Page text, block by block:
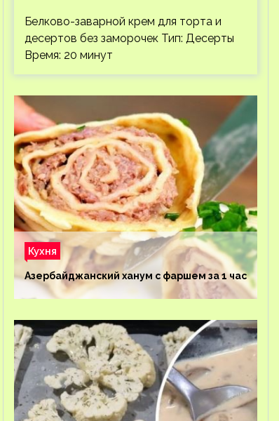
Белково-заварной крем для торта и
десертов без заморочек Тип: Десерты
Время: 20 минут
Кухня
Азербайджанский ханум с фаршем за 1 час